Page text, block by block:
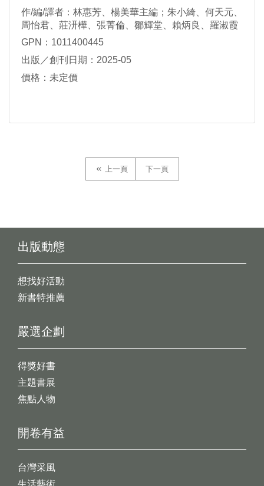
作/編/譯者：林惠芳、楊美華主編；朱小綺、何天元、
周怡君、莊汧樺、張菁倫、鄒輝堂、賴炳良、羅淑霞
共同編輯；李詩婷、黃宜苑執行編輯
GPN：1011400445
出版／創刊日期：2025-05
價格：未定價
上一頁 下一頁
出版動態
想找好活動
新書特推薦
開卷有益
台灣采風
生活藝術
嚴選企劃
得獎好書
主題書展
焦點人物